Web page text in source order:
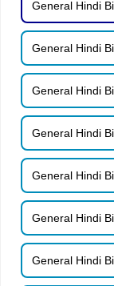
General Hindi
General Hindi
General Hindi
General Hindi
General Hindi
General Hindi
General Hindi